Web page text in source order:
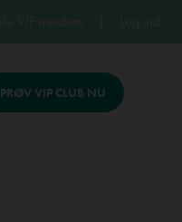
PRØV VIP CLUB NU